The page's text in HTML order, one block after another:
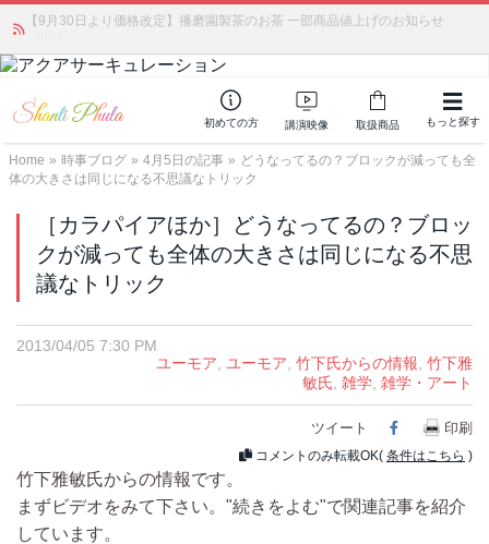
【9月30日より価格改定】播磨園製茶のお茶 一部商品値上げのお知らせ
かつて愛されていた人気商品が復活！夏場に活躍するジェルクリーム「アク
初めての方 講演映像 取扱商品 もっと探す
Home » 時事ブログ » 4月5日の記事 » どうなってるの？ブロックが減っても全
体の大きさは同じになる不思議なトリック
［カラパイアほか］どうなってるの？ブロッ
クが減っても全体の大きさは同じになる不思
議なトリック
2013/04/05 7:30 PM
ユーモア
ユーモア 竹下氏からの情報 竹下雅
敏氏 雑学 雑学・アート
ツイート Facebook
印刷
コメントのみ転載OK( 条件はこちら )
竹下雅敏氏からの情報です。
まずビデオをみて下さい。"続きをよむ"で関連記事を紹介
しています。